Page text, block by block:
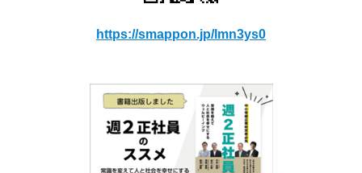
https://smappon.jp/lmn3ys0